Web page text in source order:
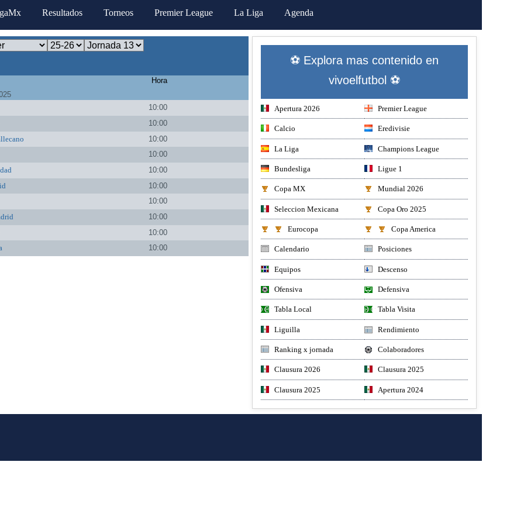
Resultados Torneos Premier League La Liga Agenda
Hora
10:00
10:00
10:00
10:00
10:00
10:00
10:00
10:00
10:00
10:00
⚽ Explora mas contenido en
vivoelfutbol ⚽
Apertura 2026 Premier League
Calcio Eredivisie
La Liga Champions League
Bundesliga Ligue 1
Copa MX Mundial 2026
Seleccion Mexicana Copa Oro 2025
Eurocopa Copa America
Calendario Posiciones
Equipos Descenso
Ofensiva Defensiva
Tabla Local Tabla Visita
Liguilla Rendimiento
Ranking x jornada Colaboradores
Clausura 2026 Clausura 2025
Clausura 2025 Apertura 2024